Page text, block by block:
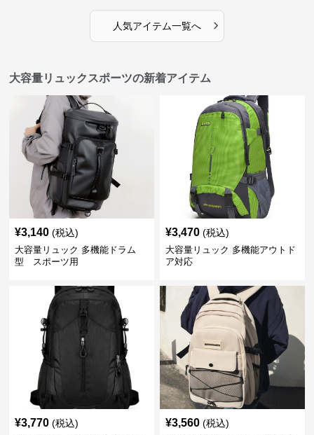
人気アイテム一覧へ ›
大容量リュックスポーツの新着アイテム
¥3,140 (税込)
大容量リュック 多機能ドラム
型 スポーツ用
¥3,470 (税込)
大容量リュック 多機能アウトド
ア対応
¥3,770 (税込) ¥3,560 (税込)